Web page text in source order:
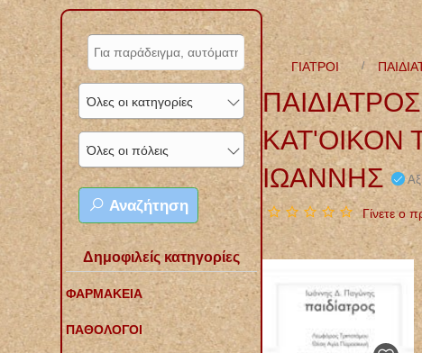
Όλες οι κατηγορίες
Όλες οι πόλεις
Αναζήτηση
Δημοφιλείς κατηγορίες
ΦΑΡΜΑΚΕΙΑ
ΠΑΘΟΛΟΓΟΙ
ΓΙΑΤΡΟΙ
ΚΑΤ'ΟΙΚΟΝ
ΙΩΑΝΝΗΣ
Γίνετε ο